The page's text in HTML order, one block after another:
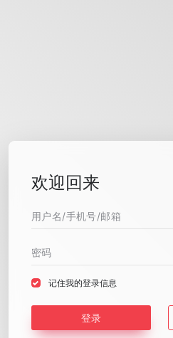
欢迎回来
记住我的登录信息
登录